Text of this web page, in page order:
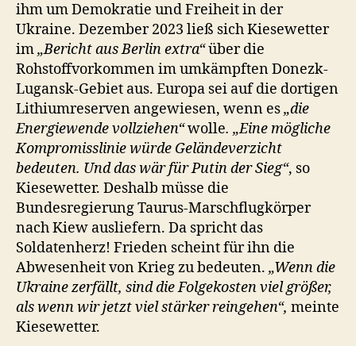
ihm um Demokratie und Freiheit in der
Ukraine. Dezember 2023 ließ sich Kiesewetter
im„Bericht aus Berlin extra“über die
Rohstoffvorkommen im umkämpften Donezk-
Lugansk-Gebiet aus. Europa sei auf die dortigen
Lithiumreserven angewiesen, wenn es„die
Energiewende vollziehen“wolle. „Eine mögliche
Kompromisslinie würde Geländeverzicht
bedeuten. Und das wär für Putin der Sieg“, so
Kiesewetter. Deshalb müsse die
Bundesregierung Taurus-Marschflugkörper
nach Kiew ausliefern. Da spricht das
Soldatenherz! Frieden scheint für ihn die
Abwesenheit von Krieg zu bedeuten. „Wenn die
Ukraine zerfällt, sind die Folgekosten viel größer,
als wenn wir jetzt viel stärker reingehen“, meinte
Kiesewetter.